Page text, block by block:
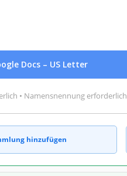
Docs – US Letter
• Namensnennung erforderlich
hinzufügen